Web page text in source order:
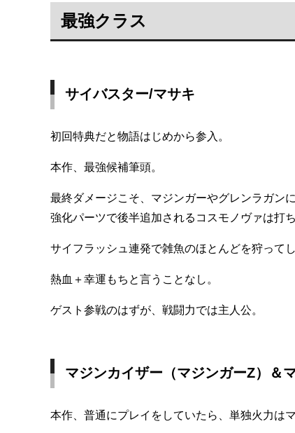
最強クラス
サイバスター/マサキ
初回特典だと物語はじめから参入。
本作、最強候補筆頭。
最終ダメージこそ、マジンガーやグレンラガン
強化パーツで後半追加されるコスモノヴァは打
サイフラッシュ連発で雑魚のほとんどを狩ってし
熱血＋幸運もちと言うことなし。
ゲスト参戦のはずが、戦闘力では主人公。
マジンカイザー（マジンガーZ）＆
本作、普通にプレイをしていたら、単独火力は